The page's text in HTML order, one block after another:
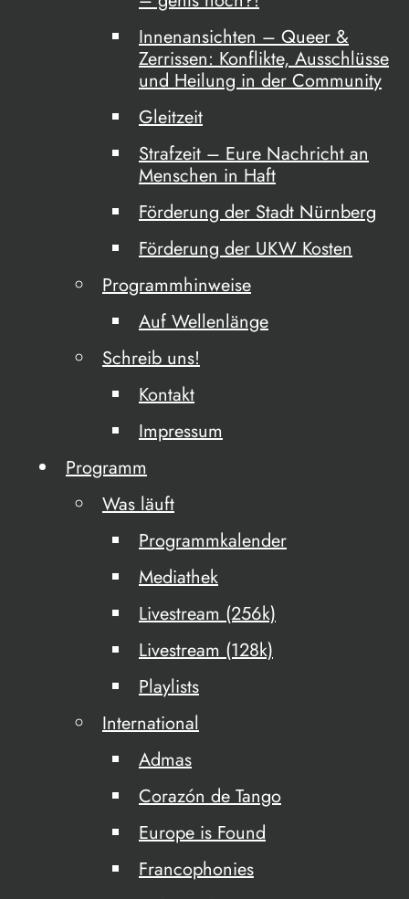
Innenansichten – Queer &
Zerrissen: Konflikte, Ausschlüsse
und Heilung in der Community
Gleitzeit
Strafzeit – Eure Nachricht an
Menschen in Haft
Förderung der Stadt Nürnberg
Förderung der UKW Kosten
Programmhinweise
Auf Wellenlänge
Schreib uns!
Kontakt
Impressum
Programm
Was läuft
Programmkalender
Mediathek
Livestream (256k)
Livestream (128k)
Playlists
International
Admas
Corazón de Tango
Europe is Found
Francophonies